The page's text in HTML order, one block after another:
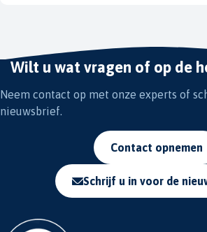
Wilt u wat vragen of op de
Neem contact op met onze experts of
nieuwsbrief.
Contact opnemen
Schrijf u in voor de